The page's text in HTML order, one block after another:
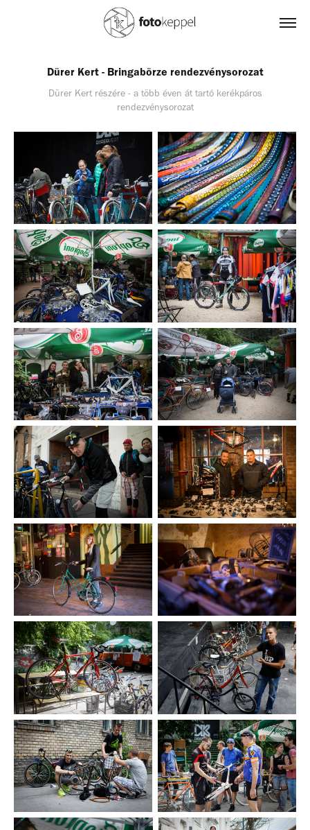
Dürer Kert - Bringabörze rendezvénysorozat
Dürer Kert részére - a több éven át tartó kerékpáros
rendezvénysorozat